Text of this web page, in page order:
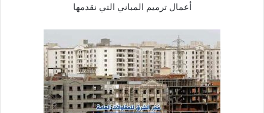
أعمال ترميم المباني التي نقدمها